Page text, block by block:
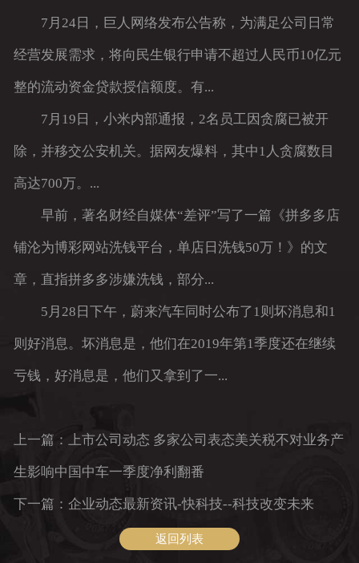
7月24日，巨人网络发布公告称，为满足公司日常
经营发展需求，将向民生银行申请不超过人民币10亿元
整的流动资金贷款授信额度。有...
7月19日，小米内部通报，2名员工因贪腐已被开
除，并移交公安机关。据网友爆料，其中1人贪腐数目
高达700万。...
早前，著名财经自媒体“差评”写了一篇《拼多多店
铺沦为博彩网站洗钱平台，单店日洗钱50万！》的文
章，直指拼多多涉嫌洗钱，部分...
5月28日下午，蔚来汽车同时公布了1则坏消息和1
则好消息。坏消息是，他们在2019年第1季度还在继续
亏钱，好消息是，他们又拿到了一...
上一篇：上市公司动态 多家公司表态美关税不对业务产
生影响中国中车一季度净利翻番
下一篇：企业动态最新资讯-快科技--科技改变未来
返回列表